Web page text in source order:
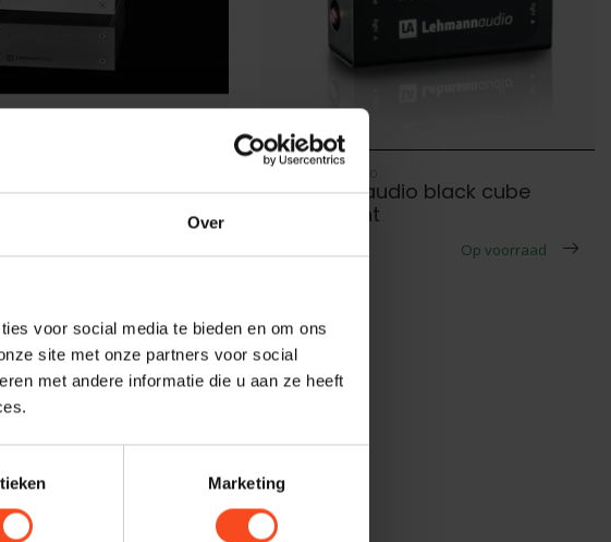
Over
voor social media te bieden en om ons
site met onze partners voor social
met andere informatie die u aan ze heeft
Marketing
Black Cube II
lehmannaudio black cube
statement
Op voorraad